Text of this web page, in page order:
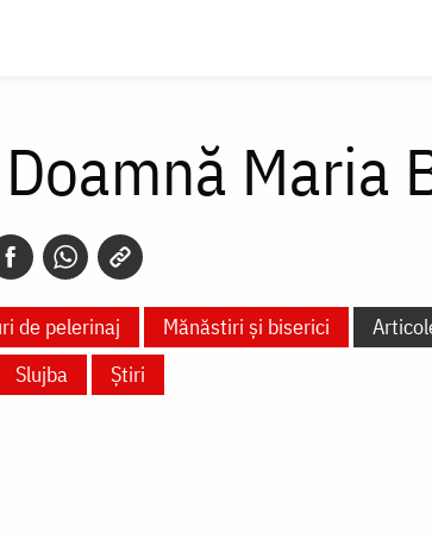
Maria
de pelerinaj Mănăstiri și biserici
Slujba Știri